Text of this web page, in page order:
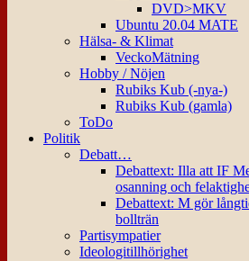
DVD>MKV
Ubuntu 20.04 MATE
Hälsa- & Klimat
VeckoMätning
Hobby / Nöjen
Rubiks Kub (-nya-)
Rubiks Kub (gamla)
ToDo
Politik
Debatt…
Debattext: Illa att IF
osanning och
Debattext: M gör
bollträn
Partisympatier
Ideologitillhörighet